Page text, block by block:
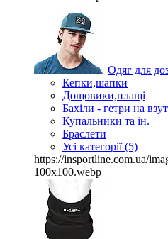
Одяг для
Кепки,шапки
Дощовики,плащі
Бахіли - гетри на
Купальники та ін.
Браслети
Усі категорії (5)
https://insportline.com.ua/
100x100.webp